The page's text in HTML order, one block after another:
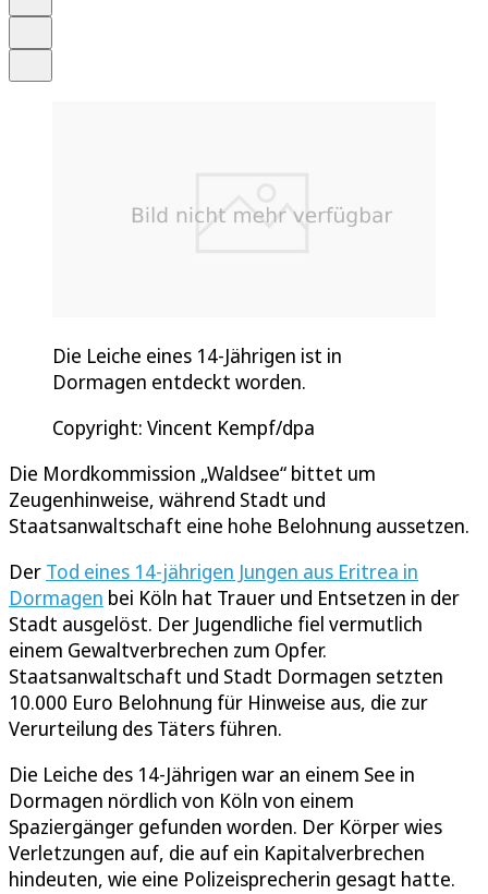
Die Leiche eines 14-Jährigen ist in
Dormagen entdeckt worden.
Copyright: Vincent Kempf/dpa
Die Mordkommission „Waldsee“ bittet um
Zeugenhinweise, während Stadt und
Staatsanwaltschaft eine hohe Belohnung aussetzen.
Der Tod eines 14-jährigen Jungen aus Eritrea in
Dormagen bei Köln hat Trauer und Entsetzen in der
Stadt ausgelöst. Der Jugendliche fiel vermutlich
einem Gewaltverbrechen zum Opfer.
Staatsanwaltschaft und Stadt Dormagen setzten
10.000 Euro Belohnung für Hinweise aus, die zur
Verurteilung des Täters führen.
Die Leiche des 14-Jährigen war an einem See in
Dormagen nördlich von Köln von einem
Spaziergänger gefunden worden. Der Körper wies
Verletzungen auf, die auf ein Kapitalverbrechen
hindeuten, wie eine Polizeisprecherin gesagt hatte.